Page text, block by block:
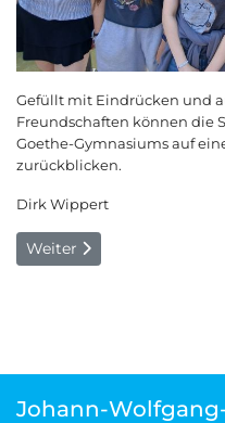
Gefüllt mit Eindrücken und
Freundschaften können die
Goethe-Gymnasiums auf
zurückblicken.
Dirk Wippert
Nächster Beitrag:
Weiter
Johann-